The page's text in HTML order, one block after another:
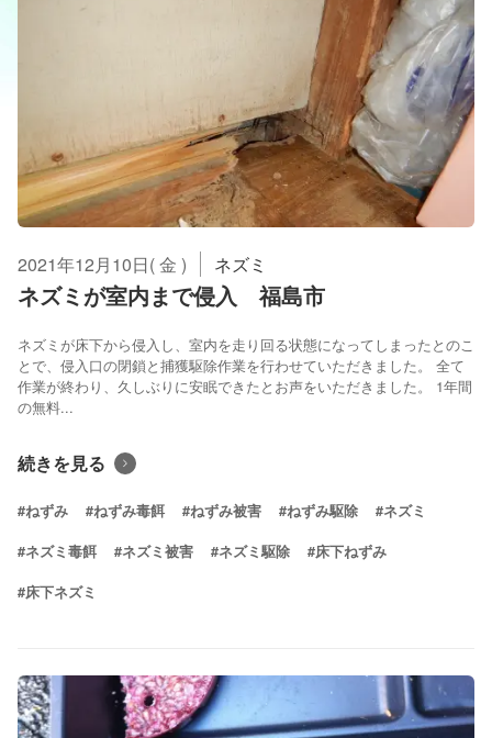
2021年12月10日( 金 ) ネズミ
ネズミが室内まで侵入 福島市
ネズミが床下から侵入し、室内を走り回る状態になってしまったとのこ
とで、侵入口の閉鎖と捕獲駆除作業を行わせていただきました。 全て
作業が終わり、久しぶりに安眠できたとお声をいただきました。 1年間
の無料...
続きを見る
#ねずみ #ねずみ毒餌 #ねずみ被害 #ねずみ駆除 #ネズミ
#ネズミ毒餌 #ネズミ被害 #ネズミ駆除 #床下ねずみ
#床下ネズミ